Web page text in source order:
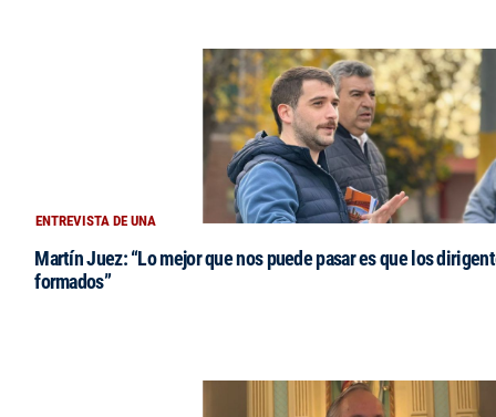
ENTREVISTA DE UNA
Martín Juez: “Lo mejor que nos puede pasar es que los
formados”